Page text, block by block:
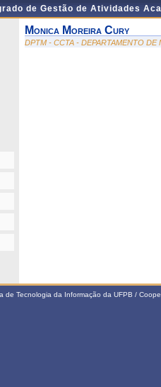
de Gestão de Atividades
Monica Moreira Cury
DPTM - CCTA - DEPARTAMENTO DE
de Tecnologia da Informação da UFPB /